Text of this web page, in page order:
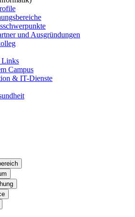
und Ausgründungen
Links
Campus
& IT-Dienste